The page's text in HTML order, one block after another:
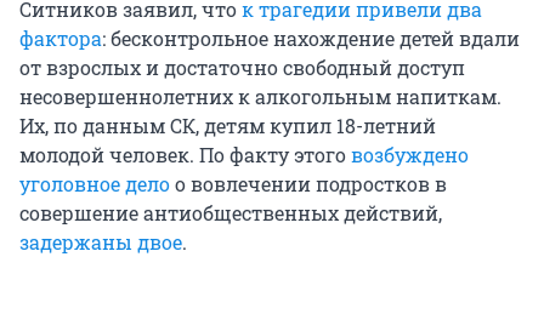
Ситников заявил, чток трагедии привели два
фактора: бесконтрольное нахождение детей вдали
от взрослых и достаточно свободный доступ
несовершеннолетних к алкогольным напиткам.
Их, по данным СК, детям купил 18-летний
молодой человек. По факту этоговозбуждено
уголовное делоо вовлечении подростков в
совершение антиобщественных действий,
задержаны двое.